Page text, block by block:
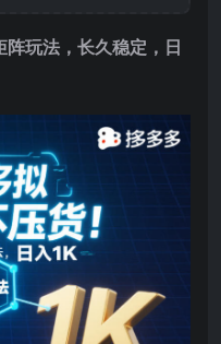
玩法，长久稳定，日